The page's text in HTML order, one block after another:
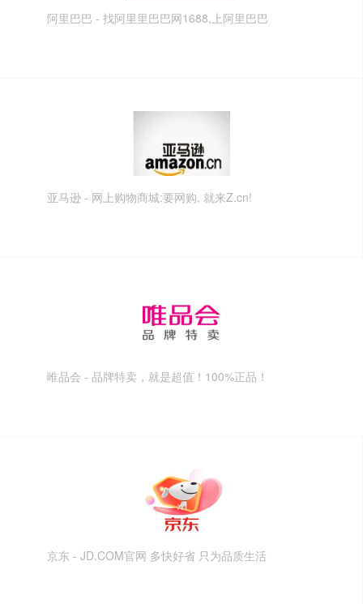
阿里巴巴 - 找阿里里巴巴网1688,上阿里巴巴
亚马逊 - 网上购物商城:要网购, 就来Z.cn!
唯品会 - 品牌特卖，就是超值！100%正品！
京东 - JD.COM官网 多快好省 只为品质生活